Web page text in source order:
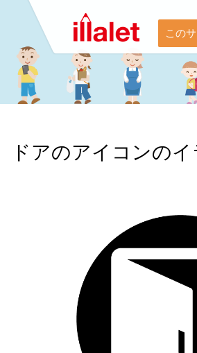
この
ドアのアイコンのイ